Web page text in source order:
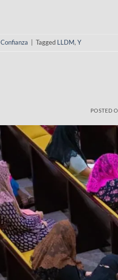
Confianza Tagged LLDM, Y
POSTED